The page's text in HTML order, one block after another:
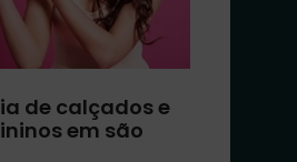
de calçados e
em são